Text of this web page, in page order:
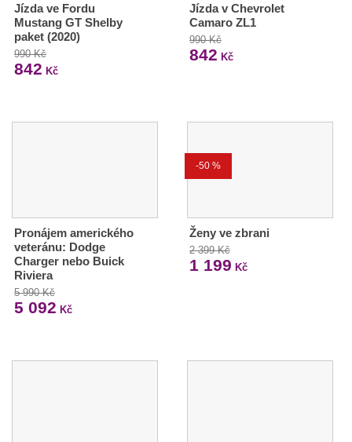
Jízda ve Fordu
Mustang GT Shelby
paket (2020)
990 Kč
842 Kč
Jízda v Chevrolet
Camaro ZL1
990 Kč
842 Kč
Pronájem amerického
veteránu: Dodge
Charger nebo Buick
Riviera
5 990 Kč
5 092 Kč
-50 %
Ženy ve zbrani
2 399 Kč
1 199 Kč